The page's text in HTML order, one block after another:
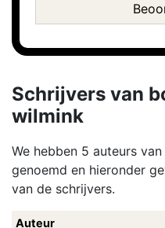
Schrijvers van
wilmink
We hebben 5 auteurs
genoemd en hieronder
van de schrijvers.
Auteur